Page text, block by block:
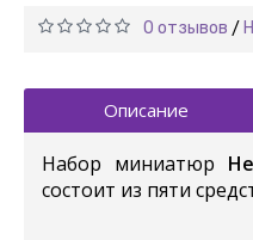
0 отзывов /
Описание
Набор миниатюр
состоит из пяти